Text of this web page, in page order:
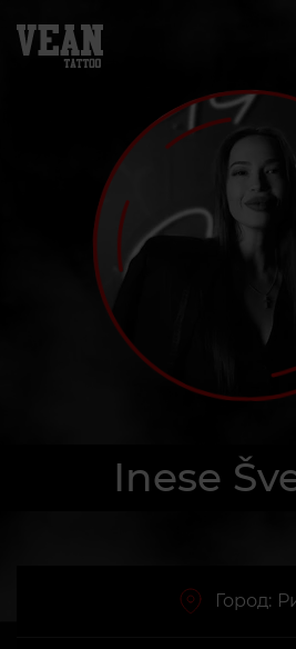
Inese
Город: